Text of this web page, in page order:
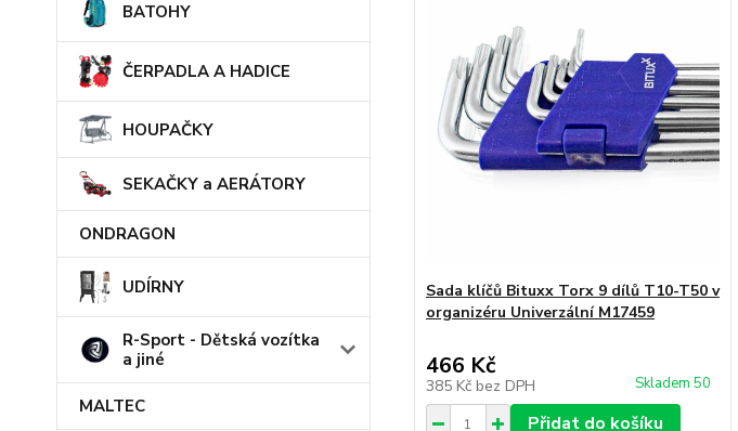
BATOHY
ČERPADLA A HADICE
HOUPAČKY
SEKAČKY a AERÁTORY
ONDRAGON
UDÍRNY
R-Sport - Dětská vozítka
a jiné
MALTEC
Sada klíčů Bituxx Torx 9 dílů T10-T50 v
organizéru Univerzální M17459
466 Kč
385 Kč bez DPH Skladem 50
Přidat do košíku